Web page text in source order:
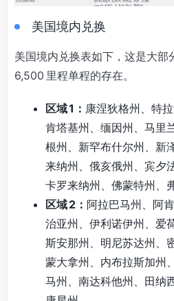
美国境内兑换
美国境内兑换表如下，这是大部
6,500 里程单程的存在。
区域 1： 康涅狄格州、特
肯塔基州、缅因州、马里
根州、新罕布什尔州、新
来纳州、俄亥俄州、宾夕
卡罗来纳州、佛蒙特州、
区域 2： 阿拉巴马州、阿
治亚州、伊利诺伊州、爱
斯安那州、明尼苏达州、
蒙大拿州、内布拉斯加州
马州、南达科他州、田纳